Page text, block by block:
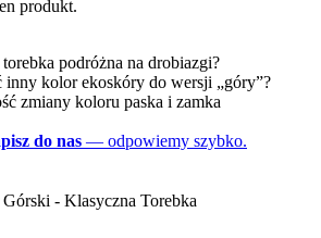
produkt.
podróżna na drobiazgi?
inny kolor ekoskóry do wersji „góry”?
zmiany koloru paska i zamka
do nas — odpowiemy szybko.